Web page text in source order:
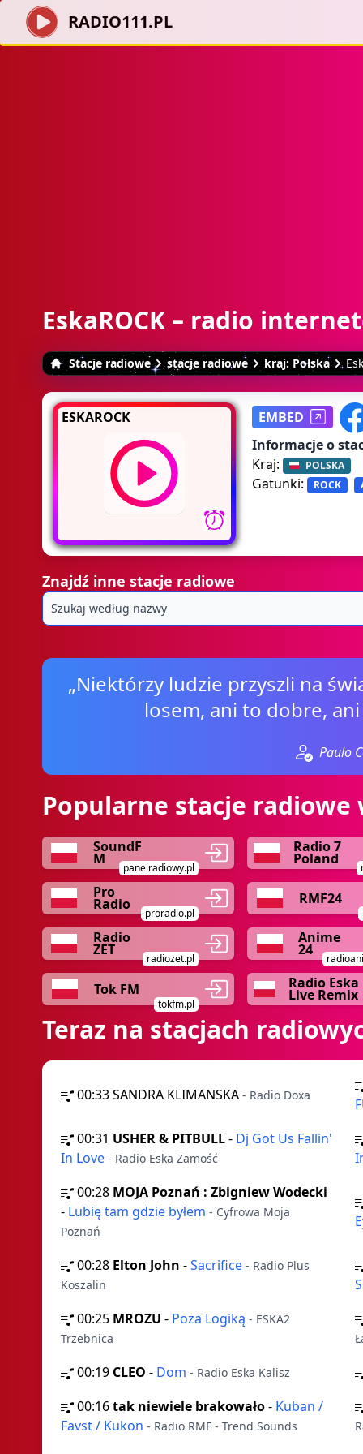
RADIO111.PL
EskaROCK – radio
Stacje radiowe stacje radiowe kraj: Polska
ESKAROCK
EMBED
Informacje o
Kraj:
POLSKA
Gatunki: ROCK
Znajdź inne stacje radiowe
„Niektórzy ludzie przyszli na
losem, ani to dobre, ani
Paulo
Popularne stacje radiowe
SoundF
M
panelradiowy.pl
Radio 7
Poland
Pro
Radio
proradio.pl
RMF24
Radio
ZET
radiozet.pl
Anime
24
Tok FM
tokfm.pl
Radio Eska
Live Remix
Teraz na stacjach
00:33SANDRA KLIMANSKA - Radio Doxa
00:31 USHER & PITBULL- Dj Got Us Fallin'
In Love - Radio Eska Zamość
00:28 MOJA Poznań : Zbigniew Wodecki
- Lubię tam gdzie byłem - Cyfrowa Moja
Poznań
00:28 Elton John -Sacrifice - Radio Plus
Koszalin
00:25 MROZU - Poza Logiką - ESKA2
Trzebnica
00:19 CLEO - Dom - Radio Eska Kalisz
00:16tak niewiele brakowało- Kuban /
Favst / Kukon - Radio RMF - Trend Sounds